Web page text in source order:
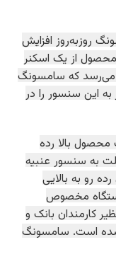
فبلت گلکسی نوت6سامسونگ روزبه‌روز افزایش
محصول از یک اسکنر
می‌رسد که سامسونگ
این سنسور را در
بالا رده
به سنسور عنبیه
رو به بالایی
مخصوص
کارمندان بانک و
شده است. سامسونگ